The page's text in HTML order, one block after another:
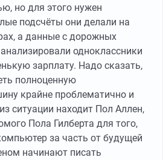
но для этого нужен
подсчёты они делали на
а данные с дорожных
одноклассники
зарплату. Надо сказать,
полноценную
крайне проблематично и
ситуации находит Пол Аллен,
Пола Гилберта для того,
за часть от будущей
начинают писать